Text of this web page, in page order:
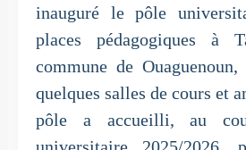
inauguré le pôle
places pédagogiques à
commune de
quelques salles de cours et
pôle a accueilli, au